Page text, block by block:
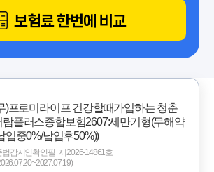
보험료 한번에 비교
)프로미라이프 건강할때가입하는 청춘
람플러스종합보험2607:세만기형(무해약
입중0%/납입후50%))
법감시인확인필_제2026-14861호